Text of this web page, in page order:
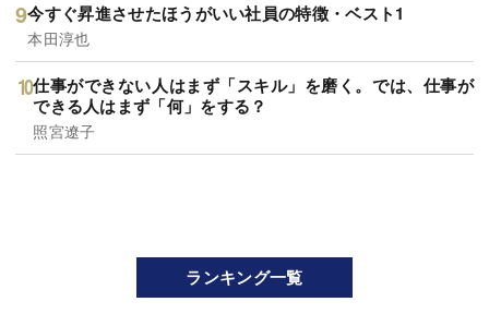
今すぐ昇進させたほうがいい社員の特徴・ベスト1
本田淳也
仕事ができない人はまず「スキル」を磨く。では、仕事が
できる人はまず「何」をする？
照宮遼子
ランキング一覧